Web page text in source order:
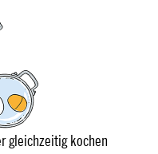
gleichzeitig kochen